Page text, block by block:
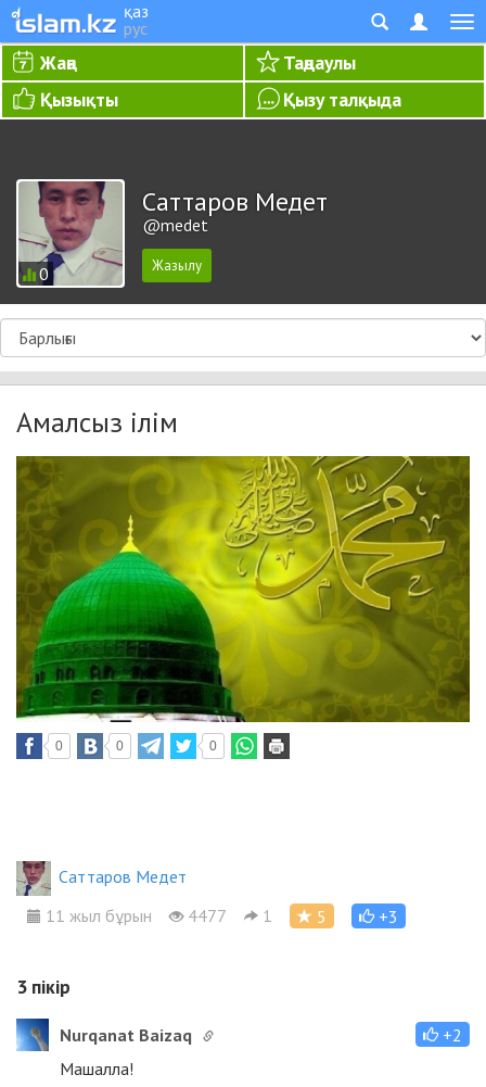
қаз
рус
Жаңа
Таңдаулы
Қызықты
Қызу талқыда
0
Саттаров Медет
@medet
Амалсыз iлiм
0 0 0
Саттаров Медет
11 жыл бұрын
4477 1 5 +3
3 пікір
Nurqanat Baizaq
+2
Машалла!